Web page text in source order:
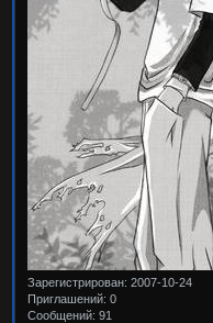
Зарегистрирован: 2007-10-24
Приглашений: 0
Сообщений: 91